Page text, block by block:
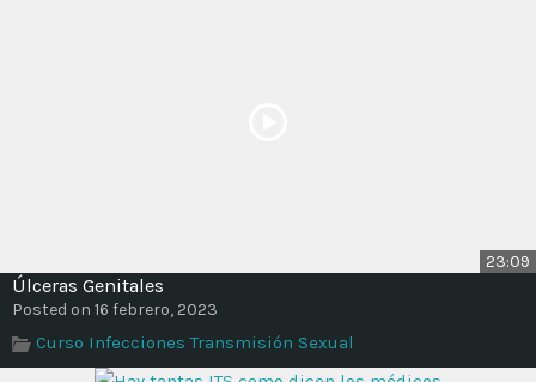
23:09
Úlceras Genitales
Posted on 16 febrero, 2023
Curso Infecciones Transmisión Sexual